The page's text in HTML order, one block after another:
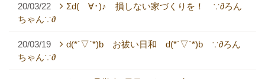
20/03/22
Σd(ゝ∀･)♪ 損しない家づくりを！ ∵∂ろん
ちゃん∵∂
20/03/19
d(*´▽`*)b お祓い日和 d(*´▽`*)b ∵∂ろん
ちゃん∵∂